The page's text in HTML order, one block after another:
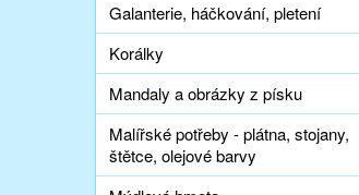
Galanterie, háčkování, pletení
Korálky
Mandaly a obrázky z písku
Malířské potřeby - plátna, stojany,
štětce, olejové barvy